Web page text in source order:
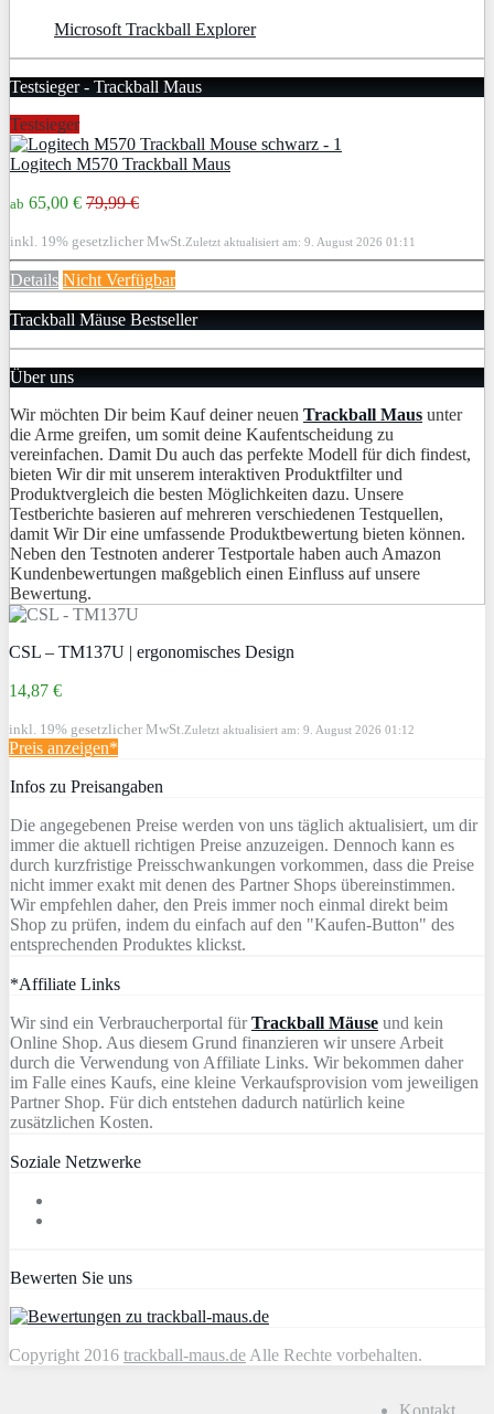
Microsoft Trackball Explorer
Testsieger - Trackball Maus
Testsieger
Logitech M570 Trackball Maus
ab 65,00 € 79,99 €
inkl. 19% gesetzlicher MwSt.Zuletzt aktualisiert am: 9. August 2026 01:11
Details Nicht Verfügbar
Trackball Mäuse Bestseller
Über uns
Wir möchten Dir beim Kauf deiner neuen Trackball Maus unter
die Arme greifen, um somit deine Kaufentscheidung zu
vereinfachen. Damit Du auch das perfekte Modell für dich findest,
bieten Wir dir mit unserem interaktiven Produktfilter und
Produktvergleich die besten Möglichkeiten dazu. Unsere
Testberichte basieren auf mehreren verschiedenen Testquellen,
damit Wir Dir eine umfassende Produktbewertung bieten können.
Neben den Testnoten anderer Testportale haben auch Amazon
Kundenbewertungen maßgeblich einen Einfluss auf unsere
Bewertung.
CSL – TM137U | ergonomisches Design
14,87 €
inkl. 19% gesetzlicher MwSt.Zuletzt aktualisiert am: 9. August 2026 01:12
Preis anzeigen*
Infos zu Preisangaben
Die angegebenen Preise werden von uns täglich aktualisiert, um dir
immer die aktuell richtigen Preise anzuzeigen. Dennoch kann es
durch kurzfristige Preisschwankungen vorkommen, dass die Preise
nicht immer exakt mit denen des Partner Shops übereinstimmen.
Wir empfehlen daher, den Preis immer noch einmal direkt beim
Shop zu prüfen, indem du einfach auf den "Kaufen-Button" des
entsprechenden Produktes klickst.
*Affiliate Links
Wir sind ein Verbraucherportal fürTrackball Mäuse und kein
Online Shop. Aus diesem Grund finanzieren wir unsere Arbeit
durch die Verwendung von Affiliate Links. Wir bekommen daher
im Falle eines Kaufs, eine kleine Verkaufsprovision vom jeweiligen
Partner Shop. Für dich entstehen dadurch natürlich keine
zusätzlichen Kosten.
Soziale Netzwerke
Bewerten Sie uns
Copyright 2016 trackball-maus.de Alle Rechte vorbehalten.